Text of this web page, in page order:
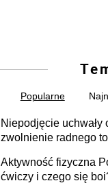
Popularne
Niepodjęcie uchwały
zwolnienie radnego
rozstrzygać sprawy
Aktywność fizyczna
ćwiczy i czego się